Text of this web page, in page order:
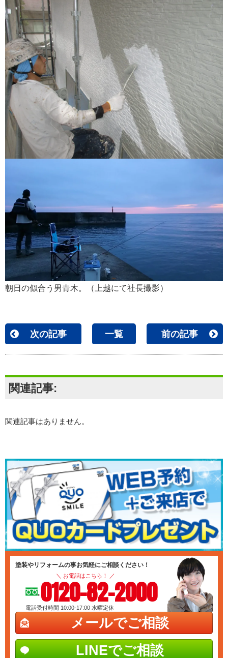
朝日の似合う男青木。（上越にて社長撮影）
次の記事 一覧 前の記事
関連記事:
関連記事はありません。
塗装やリフォームの事お気軽にご相談ください！
＼ お電話はこちら！ ／
0120-82-2000
電話受付時間 10:00-17:00 水曜定休
メールでご相談
LINEでご相談